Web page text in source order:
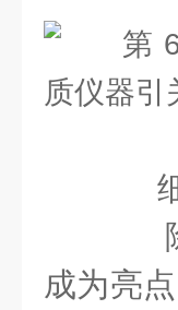
细
除
成为亮